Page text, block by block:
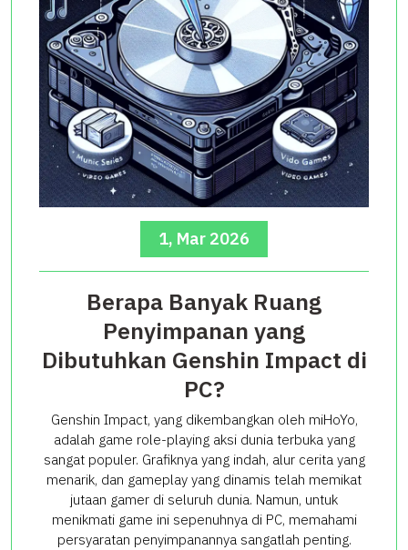
1, Mar 2026
Berapa Banyak Ruang
Penyimpanan yang
Dibutuhkan Genshin Impact di
PC?
Genshin Impact, yang dikembangkan oleh miHoYo,
adalah game role-playing aksi dunia terbuka yang
sangat populer. Grafiknya yang indah, alur cerita yang
menarik, dan gameplay yang dinamis telah memikat
jutaan gamer di seluruh dunia. Namun, untuk
menikmati game ini sepenuhnya di PC, memahami
persyaratan penyimpanannya sangatlah penting.